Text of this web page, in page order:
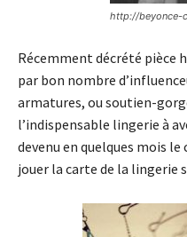
http://beyonce-
Récemment décrété pièce
par bon nombre
armatures, ou soutien-
l’indispensable lingerie à
devenu en quelques mois
jouer la carte de la lingerie